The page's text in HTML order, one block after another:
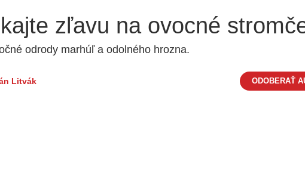
zľavu na ovocné
odrody marhúľ a odolného hrozna.
Litvák